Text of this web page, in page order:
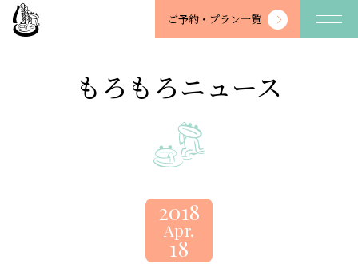
望
川
ご予約・ プラン一覧
もろもろニュース
2018
Apr.
18